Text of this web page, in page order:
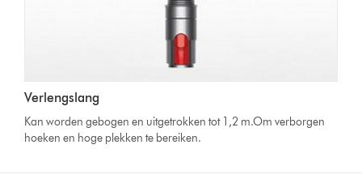
Verlengslang
Kan worden gebogen en uitgetrokken tot 1,2 m.Om verborgen
hoeken en hoge plekken te bereiken.